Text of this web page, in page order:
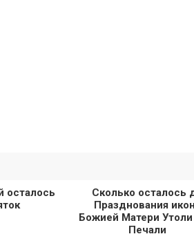
осталось
Сколько осталось
Празднования
Божией Матери
Печали